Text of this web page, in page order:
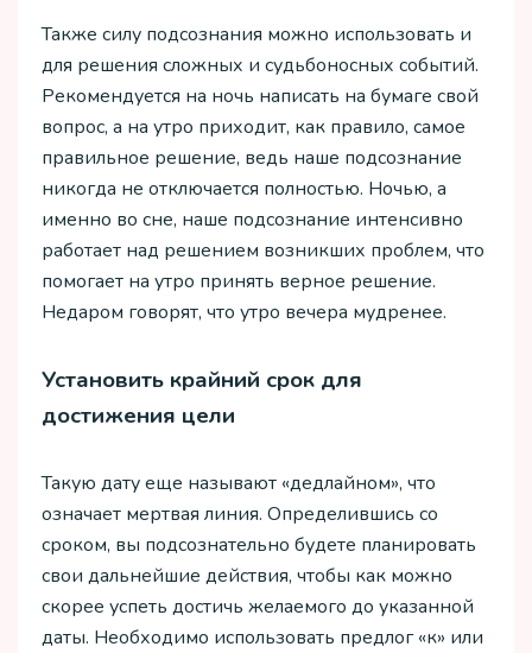
Также силу подсознания можно использовать и
для решения сложных и судьбоносных событий.
Рекомендуется на ночь написать на бумаге свой
вопрос, а на утро приходит, как правило, самое
правильное решение, ведь наше подсознание
никогда не отключается полностью. Ночью, а
именно во сне, наше подсознание интенсивно
работает над решением возникших проблем, что
помогает на утро принять верное решение.
Недаром говорят, что утро вечера мудренее.
Установить крайний срок для
достижения цели
Такую дату еще называют «дедлайном», что
означает мертвая линия. Определившись со
сроком, вы подсознательно будете планировать
свои дальнейшие действия, чтобы как можно
скорее успеть достичь желаемого до указанной
даты. Необходимо использовать предлог «к» или